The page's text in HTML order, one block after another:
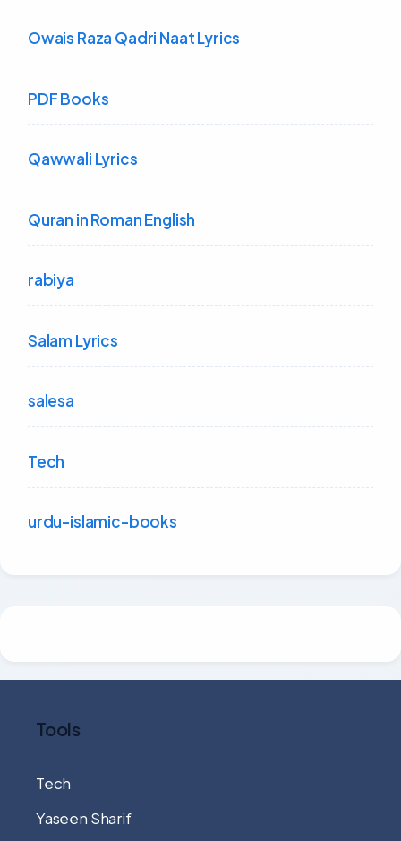
Owais Raza Qadri Naat Lyrics
PDF Books
Qawwali Lyrics
Quran in Roman English
rabiya
Salam Lyrics
salesa
Tech
urdu-islamic-books
Tools
Tech
Yaseen Sharif